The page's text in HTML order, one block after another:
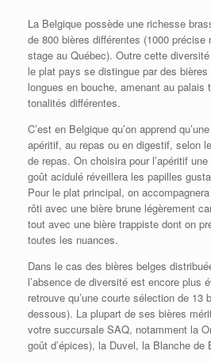
La Belgique possède une richesse
de 800 bières différentes (1000 précise
stage au Québec). Outre cette
le plat pays se distingue par des
longues en bouche, amenant au palais
tonalités différentes.
C’est en Belgique qu’on apprend
apéritif, au repas ou en digestif, selon
de repas. On choisira pour l’apéritif
goût acidulé réveillera les papilles
Pour le plat principal, on
rôti avec une bière brune légèrement
tout avec une bière trappiste dont on
toutes les nuances.
Dans le cas des bières belges
l’absence de diversité est encore plus
retrouve qu’une courte sélection de 13
dessous). La plupart de ses bières
votre succursale SAQ, notamment la
goût d’épices), la Duvel, la Blanche